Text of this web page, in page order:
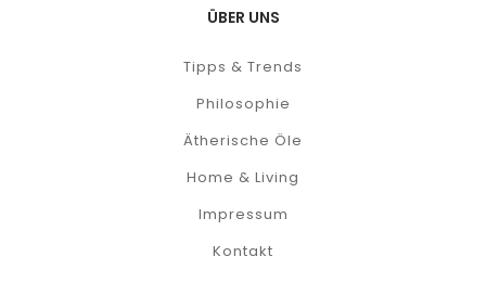
ÜBER UNS
Tipps & Trends
Philosophie
Ätherische Öle
Home & Living
Impressum
Kontakt